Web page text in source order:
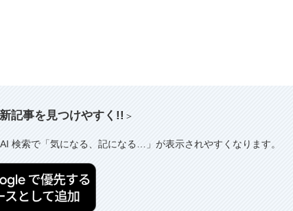
記事を見つけやすく!! ＞
検索で「気になる、記になる…」が表示されやすくなります。